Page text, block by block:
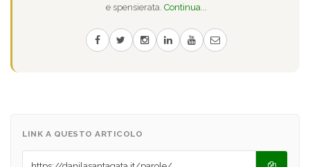
e spensierata. Continua...
LINK A QUESTO ARTICOLO